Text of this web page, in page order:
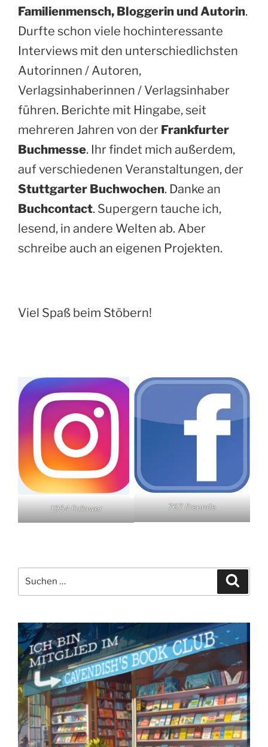
Familienmensch, Bloggerin und Autorin.
Durfte schon viele hochinteressante
Interviews mit den unterschiedlichsten
Autorinnen / Autoren,
Verlagsinhaberinnen / Verlagsinhaber
führen. Berichte mit Hingabe, seit
mehreren Jahren von der Frankfurter
Buchmesse. Ihr findet mich außerdem,
auf verschiedenen Veranstaltungen, der
Stuttgarter Buchwochen. Danke an
Buchcontact. Supergern tauche ich,
lesend, in andere Welten ab. Aber
schreibe auch an eigenen Projekten.
Viel Spaß beim Stöbern!
1954 Follower 767 Freunde
nach: